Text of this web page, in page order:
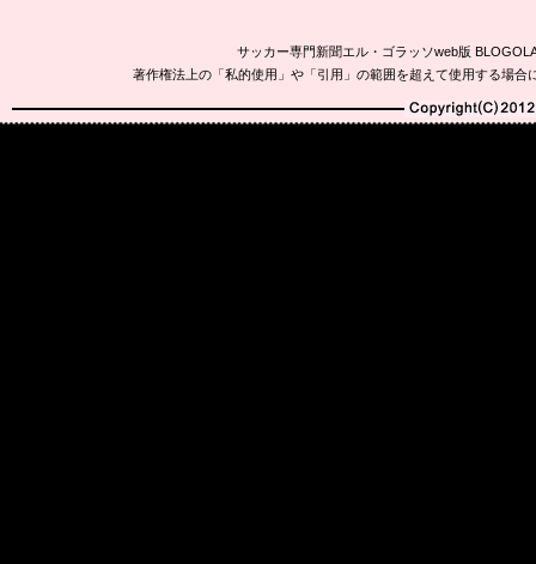
サッカー専門新聞エル・ゴラッソweb版
著作権法上の「私的使用」や「引用」の範囲を超えて使用する場
Copyright(C)2010-